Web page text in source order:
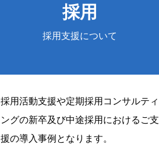
採用
採用支援について
採用活動支援や定期採用コンサルティ
ングの新卒及び中途採用におけるご支
援の導入事例となります。